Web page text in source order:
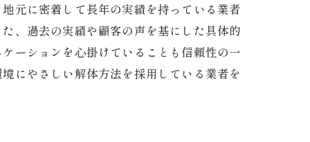
元に密着して長年の実績を持っている業者
、過去の実績や顧客の声を基にした具体的
ーションを心掛けていることも信頼性の一
にやさしい解体方法を採用している業者を